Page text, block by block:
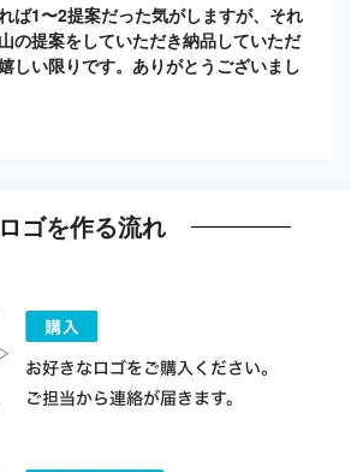
ば1〜2提案だった気がしますが、それ
の提案をしていただき納品していただ
しい限りです。ありがとうございまし
ロゴを作る流れ